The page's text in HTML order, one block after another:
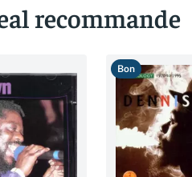
recommande
Bon